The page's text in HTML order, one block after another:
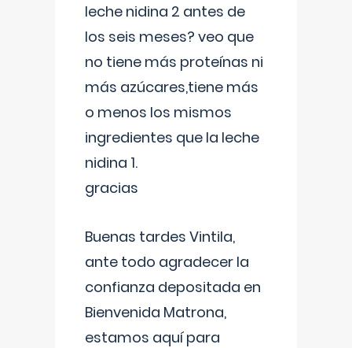
leche nidina 2 antes de
los seis meses? veo que
no tiene más proteínas ni
más azúcares,tiene más
o menos los mismos
ingredientes que la leche
nidina 1.
gracias
Buenas tardes Vintila,
ante todo agradecer la
confianza depositada en
Bienvenida Matrona,
estamos aquí para